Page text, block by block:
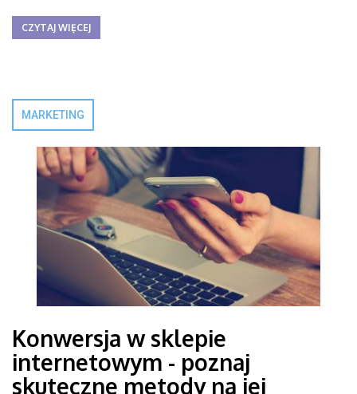
CZYTAJ WIĘCEJ
MARKETING
Konwersja w sklepie
internetowym - poznaj
skuteczne metody na jej